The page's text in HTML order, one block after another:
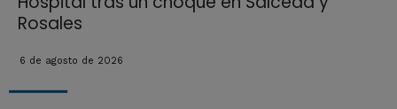
Rosales
6 de agosto de 2026